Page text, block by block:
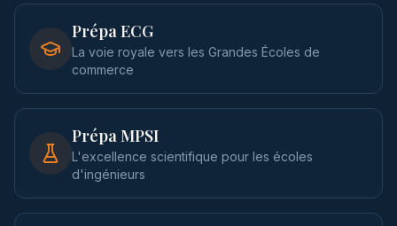
Prépa ECG
La voie royale vers les Grandes Écoles de
commerce
Prépa MPSI
L'excellence scientifique pour les écoles
d'ingénieurs